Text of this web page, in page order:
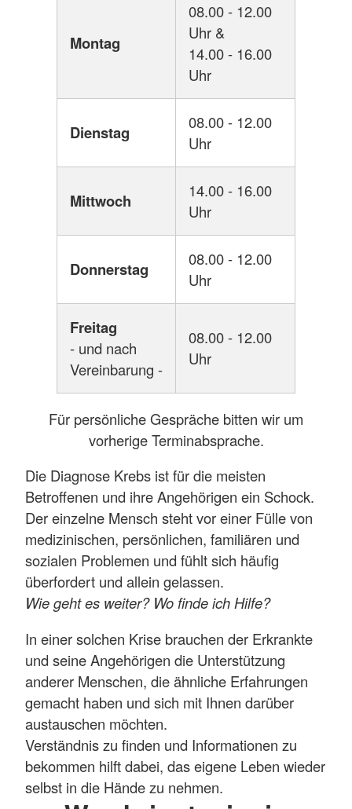
Montag
08.00 - 12.00
Uhr &
14.00 - 16.00
Uhr
Dienstag
08.00 - 12.00
Uhr
Mittwoch
14.00 - 16.00
Uhr
Donnerstag
08.00 - 12.00
Uhr
Freitag
- und nach
Vereinbarung -
08.00 - 12.00
Uhr
Für persönliche Gespräche bitten wir um
vorherige Terminabsprache.
Die Diagnose Krebs ist für die meisten
Betroffenen und ihre Angehörigen ein Schock.
Der einzelne Mensch steht vor einer Fülle von
medizinischen, persönlichen, familiären und
sozialen Problemen und fühlt sich häufig
überfordert und allein gelassen.
Wie geht es weiter? Wo finde ich Hilfe?
In einer solchen Krise brauchen der Erkrankte
und seine Angehörigen die Unterstützung
anderer Menschen, die ähnliche Erfahrungen
gemacht haben und sich mit Ihnen darüber
austauschen möchten.
Verständnis zu finden und Informationen zu
bekommen hilft dabei, das eigene Leben wieder
selbst in die Hände zu nehmen.